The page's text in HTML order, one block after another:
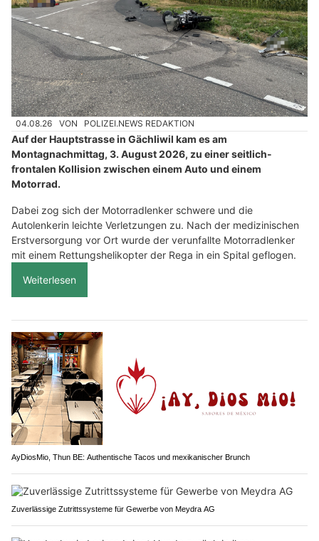
04.08.26 VON POLIZEI.NEWS REDAKTION
Auf der Hauptstrasse in Gächliwil kam es am
Montagnachmittag, 3. August 2026, zu einer seitlich-
frontalen Kollision zwischen einem Auto und einem
Motorrad.
Dabei zog sich der Motorradlenker schwere und die
Autolenkerin leichte Verletzungen zu. Nach der medizinischen
Erstversorgung vor Ort wurde der verunfallte Motorradlenker
mit einem Rettungshelikopter der Rega in ein Spital geflogen.
Weiterlesen
AyDiosMio, Thun BE: Authentische Tacos und mexikanischer Brunch
Zuverlässige Zutrittssysteme für Gewerbe von Meydra AG